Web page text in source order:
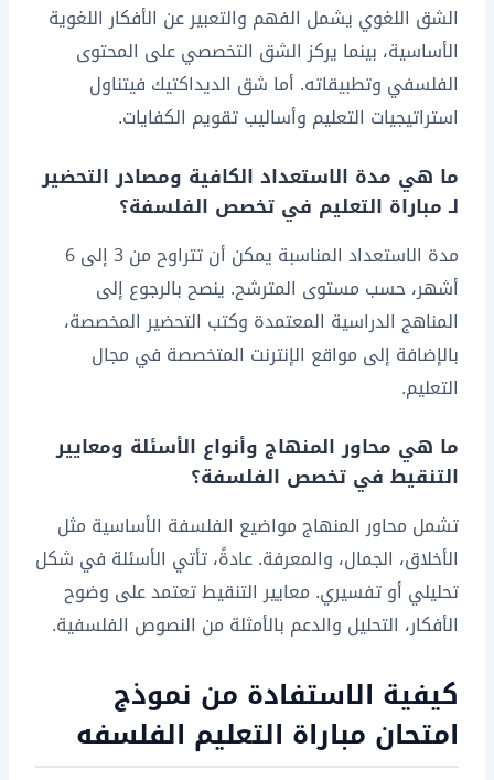
الشق اللغوي يشمل الفهم والتعبير عن الأفكار اللغوية
الأساسية، بينما يركز الشق التخصصي على المحتوى
الفلسفي وتطبيقاته. أما شق الديداكتيك فيتناول
استراتيجيات التعليم وأساليب تقويم الكفايات.
ما هي مدة الاستعداد الكافية ومصادر التحضير
لـ مباراة التعليم في تخصص الفلسفة؟
مدة الاستعداد المناسبة يمكن أن تتراوح من 3 إلى 6
أشهر، حسب مستوى المترشح. ينصح بالرجوع إلى
المناهج الدراسية المعتمدة وكتب التحضير المخصصة،
بالإضافة إلى مواقع الإنترنت المتخصصة في مجال
التعليم.
ما هي محاور المنهاج وأنواع الأسئلة ومعايير
التنقيط في تخصص الفلسفة؟
تشمل محاور المنهاج مواضيع الفلسفة الأساسية مثل
الأخلاق، الجمال، والمعرفة. عادةً، تأتي الأسئلة في شكل
تحليلي أو تفسيري. معايير التنقيط تعتمد على وضوح
الأفكار، التحليل والدعم بالأمثلة من النصوص الفلسفية.
كيفية الاستفادة من نموذج
امتحان مباراة التعليم الفلسفه